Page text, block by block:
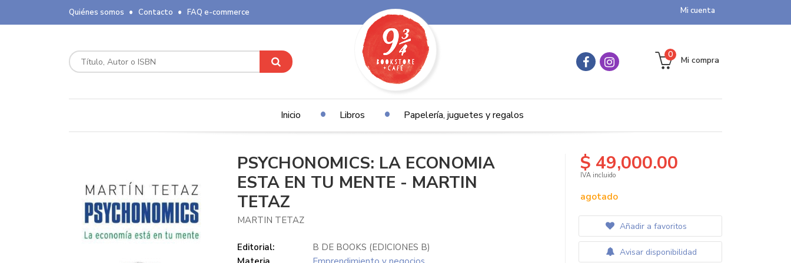
Mi cuenta
Quiénes somos Contacto FAQ e-commerce
Mi compra
0
Inicio Libros Papelería, juguetes y regalos
PSYCHONOMICS: LA ECONOMIA
ESTA EN TU MENTE - MARTIN
TETAZ
MARTIN TETAZ
Editorial:
B DE BOOKS (EDICIONES B)
$ 49,000.00
IVA incluido
agotado
Añadir a favoritos
Avisar disponibilidad